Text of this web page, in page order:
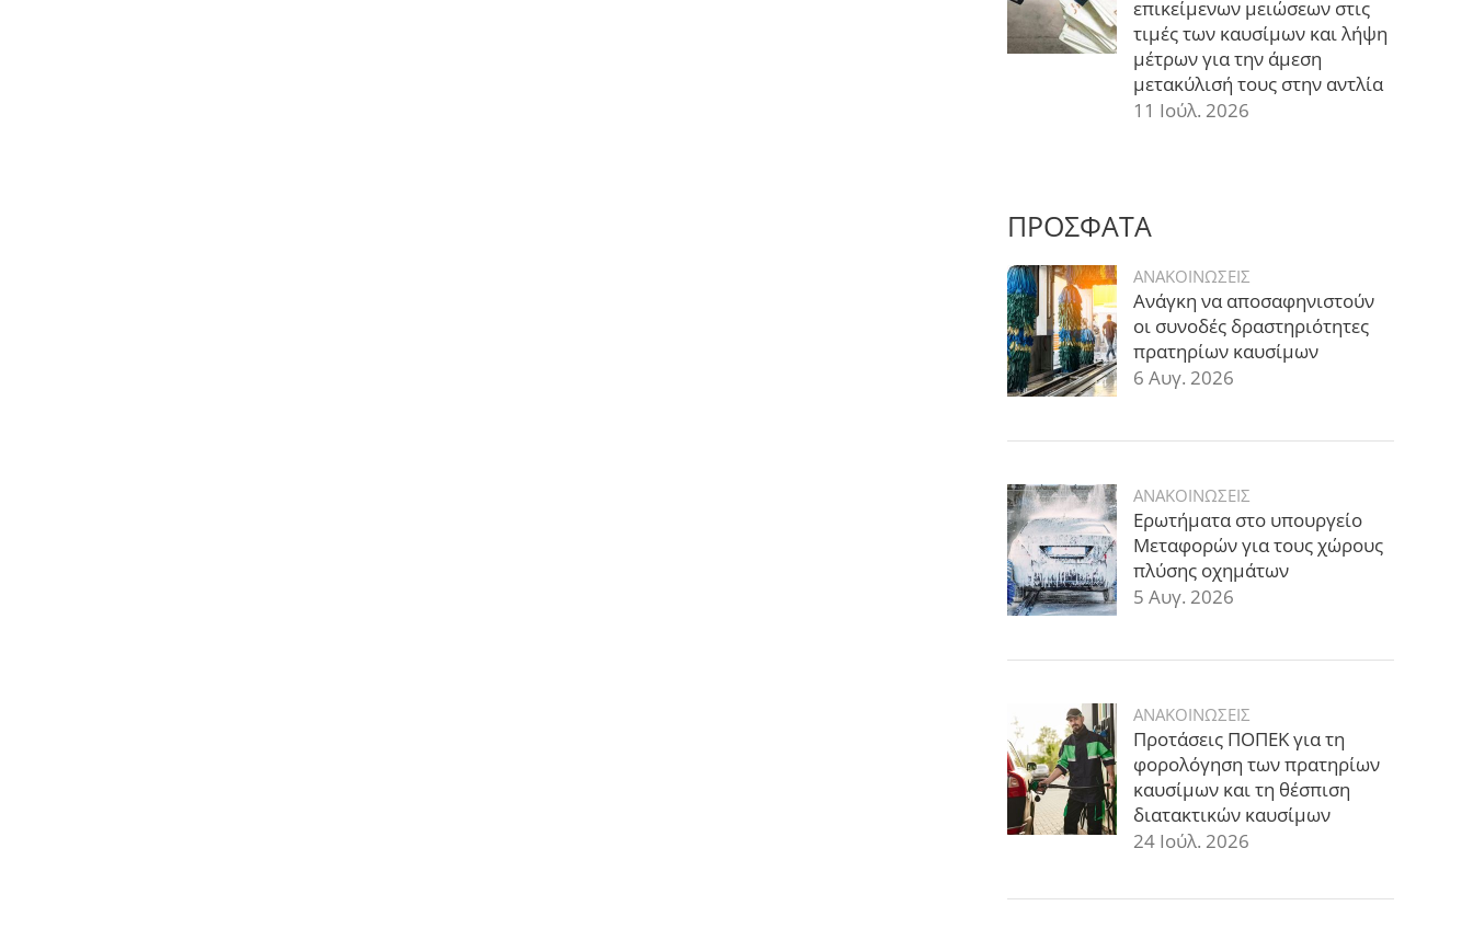
επικείμενων μειώσεων στις
τιμές των καυσίμων και λήψη
μέτρων για την άμεση
μετακύλισή τους στην αντλία
11 Ιούλ. 2026
ΠΡΟΣΦΑΤΑ
ΑΝΑΚΟΙΝΩΣΕΙΣ
Ανάγκη να αποσαφηνιστούν
οι συνοδές δραστηριότητες
πρατηρίων καυσίμων
6 Αυγ. 2026
ΑΝΑΚΟΙΝΩΣΕΙΣ
Ερωτήματα στο υπουργείο
Μεταφορών για τους χώρους
πλύσης οχημάτων
5 Αυγ. 2026
ΑΝΑΚΟΙΝΩΣΕΙΣ
Προτάσεις ΠΟΠΕΚ για τη
φορολόγηση των πρατηρίων
καυσίμων και τη θέσπιση
διατακτικών καυσίμων
24 Ιούλ. 2026